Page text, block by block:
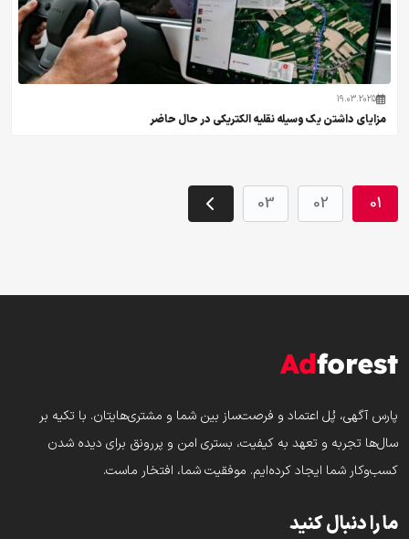
19.03.2025
مزایای داشتن یک وسیله نقلیه الکتریکی در حال حاضر
01
02
03
پارس‌ آگهی، پُل اعتماد و فرصت‌ساز بین شما و مشتری‌هایتان. با تکیه بر
سال‌ها تجربه و تعهد به کیفیت، بستری امن و پررونق برای دیده شدن
کسب‌وکار شما ایجاد کرده‌ایم. موفقیت شما، افتخار ماست.
ما را دنبال کنید